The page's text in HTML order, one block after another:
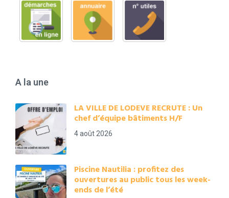
A la une
LA VILLE DE LODEVE RECRUTE : Un
chef d’équipe bâtiments H/F
4 août 2026
Piscine Nautilia : profitez des
ouvertures au public tous les week-
ends de l’été